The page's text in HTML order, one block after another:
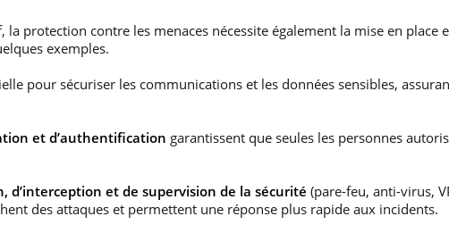
la protection contre les menaces nécessite également la mise en place
exemples.
pour sécuriser les communications et les données sensibles,
et d’authentification garantissent que seules les personnes
d’interception et de supervision de la sécurité (pare-feu, anti-virus,
des attaques et permettent une réponse plus rapide aux incidents.